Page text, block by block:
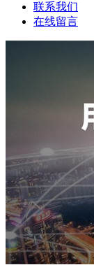
联系我们
在线留言